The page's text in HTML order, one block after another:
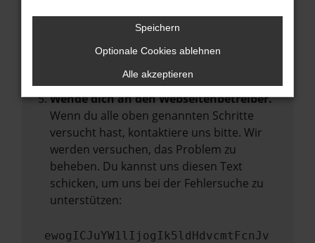
Veraltete Software birgt nicht nur ein
führen, dass bestimmte Funktionen nicht
mehr unterstützt werden.
Wende dich an den Webseitenbetreiber.
Wenn du alle oben genannten Schritte
versucht hast, kontaktiere uns bitte. Wir
werden versuchen, das Problem zu
beheben. Du kannst uns diesen Text
schicken, um uns bei der Fehlersuche zu
unterstützen:
ewogICJuYW1lIjogIk5ldHdvcmtFcnJv
Speichern
Optionale Cookies ablehnen
Alle akzeptieren